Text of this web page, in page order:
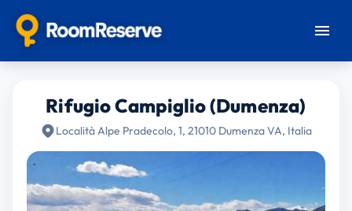
Rifugio Campiglio (Dumenza)
Località Alpe Pradecolo, 1, 21010 Dumenza VA, Italia